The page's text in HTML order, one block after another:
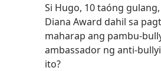
Si Hugo, 10 taóng
Diana Award dahil sa
maharap ang pambu-
ambassador ng anti-
ito?